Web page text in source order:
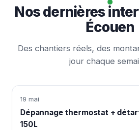
Nos dernières
Écouen
Des chantiers réels, des
jour chaque
19 mai
Dépannage thermostat +
150L